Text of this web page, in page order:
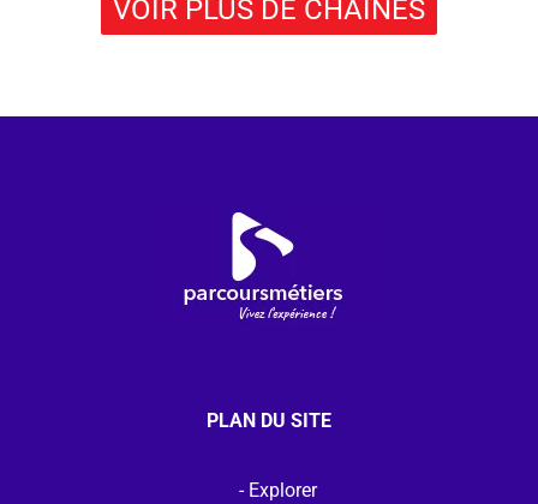
VOIR PLUS DE CHAÎNES
PLAN DU SITE
Explorer